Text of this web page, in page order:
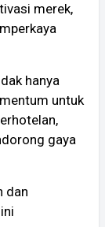
merek,
hanya
untuk
gaya
dan